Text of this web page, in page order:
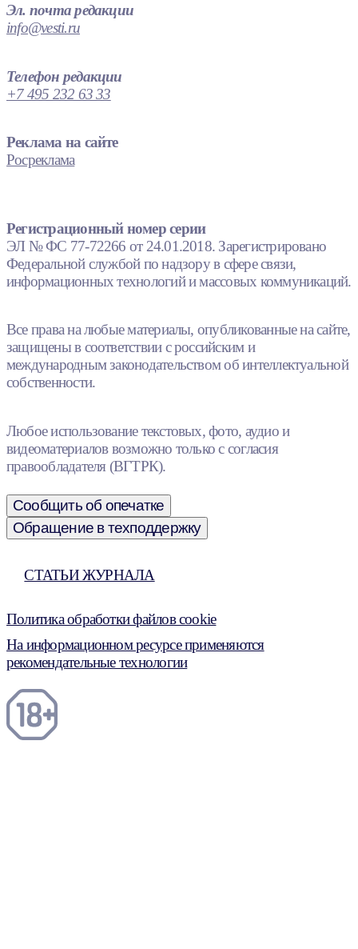
Эл. почта редакции
info@vesti.ru
Телефон редакции
+7 495 232 63 33
Реклама на сайте
Росреклама
Регистрационный номер серии
ЭЛ № ФС 77-72266 от 24.01.2018. Зарегистрировано
Федеральной службой по надзору в сфере связи,
информационных технологий и массовых коммуникаций.
Все права на любые материалы, опубликованные на сайте,
защищены в соответствии с российским и
международным законодательством об интеллектуальной
собственности.
Любое использование текстовых, фото, аудио и
видеоматериалов возможно только с согласия
правообладателя (ВГТРК).
Сообщить об опечатке
Обращение в техподдержку
СТАТЬИ ЖУРНАЛА
Политика обработки файлов cookie
На информационном ресурсе применяются
рекомендательные технологии